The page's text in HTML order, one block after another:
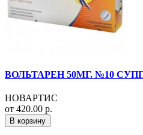
ВОЛЬТАРЕН 50МГ. №10
НОВАРТИС
от 420.00 р.
В корзину